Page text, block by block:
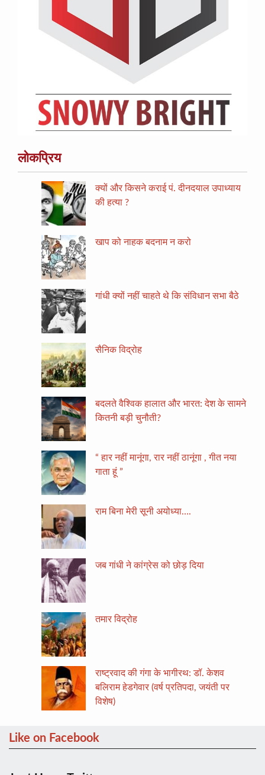
लोकप्रिय
क्यों और किसने कराई पं. दीनदयाल उपाध्याय
की हत्या ?
खाप को नाहक बदनाम न करो
गांधी क्यों नहीं चाहते थे कि संविधान सभा बैठे
सैनिक विद्रोह
बदलते वैश्विक हालात और भारत: देश के सामने
कितनी बड़ी चुनौती?
“ हार नहीं मानूंगा, रार नहीं ठानूंगा , गीत नया
गाता हूं ”
राम बिना मेरी सूनी अयोध्या….
जब गांधी ने कांग्रेस को छोड़ दिया
तमार विद्रोह
राष्ट्रवाद की गंगा के भागीरथ: डॉ. केशव
बलिराम हेडगेवार (वर्ष प्रतिपदा, जयंती पर
विशेष)
Like on Facebook